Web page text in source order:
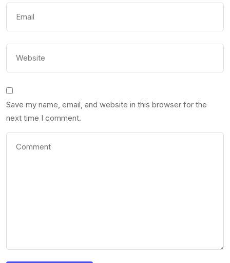
Save my name, email, and website in this browser for the
next time I comment.